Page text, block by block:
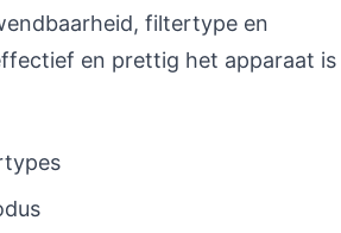
filtertype en
en prettig het apparaat is